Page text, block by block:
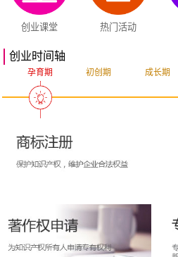
创业课堂 热门活动
创业时间轴
孕育期 初创期 成长期